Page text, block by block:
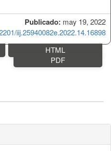
Publicado: may 19, 2022
iij.25940082e.2022.14.16898
HTML
PDF